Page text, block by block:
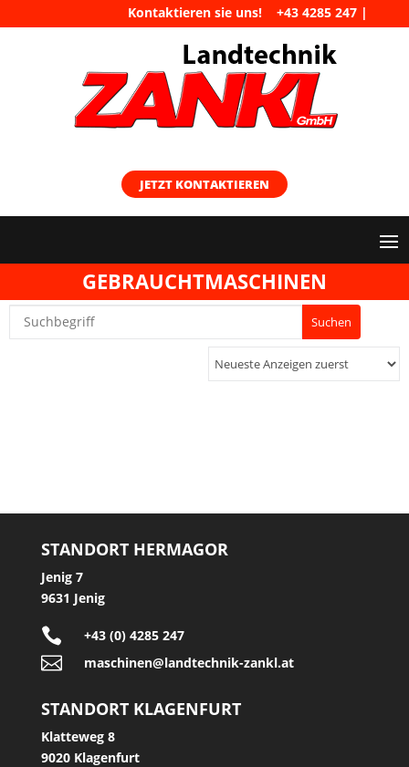
Kontaktieren sie uns!+43 4285 247 |
maschinen@landtechnik-zankl.at
JETZT KONTAKTIEREN
GEBRAUCHTMASCHINEN
STANDORT HERMAGOR
Jenig 7
9631 Jenig
 +43 (0) 4285 247
 maschinen@landtechnik-zankl.at
STANDORT KLAGENFURT
Klatteweg 8
9020 Klagenfurt